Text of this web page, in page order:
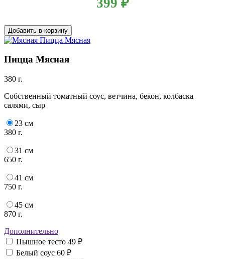
Добавить в корзину
Пицца Мясная
380 г.
Собственный томатный соус, ветчина, бекон, колбаска
салями, сыр
23 см
380 г.
31 см
650 г.
41 см
750 г.
45 см
870 г.
Дополнительно
Пышное тесто 49 ₽
Белый соус 60 ₽